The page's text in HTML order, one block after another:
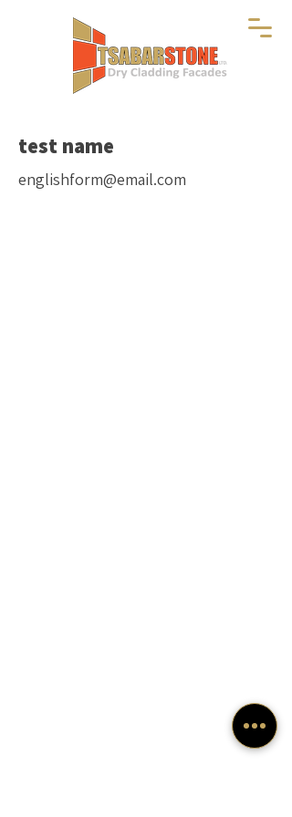
test name
englishform@email.com